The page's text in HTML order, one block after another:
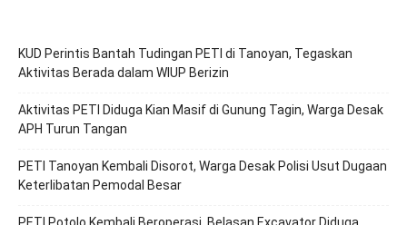
KUD Perintis Bantah Tudingan PETI di Tanoyan, Tegaskan
Aktivitas Berada dalam WIUP Berizin
Aktivitas PETI Diduga Kian Masif di Gunung Tagin, Warga Desak
APH Turun Tangan
PETI Tanoyan Kembali Disorot, Warga Desak Polisi Usut Dugaan
Keterlibatan Pemodal Besar